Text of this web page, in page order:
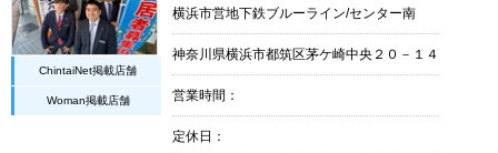
ChintaiNet掲載店舗
Woman掲載店舗
横浜市営地下鉄ブルーライン/センター南
神奈川県横浜市都筑区茅ケ崎中央２０－１４
営業時間：
定休日：